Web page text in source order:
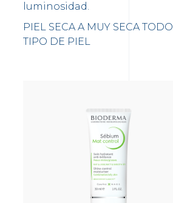
luminosidad.
PIEL SECA A MUY SECA TODO
TIPO DE PIEL